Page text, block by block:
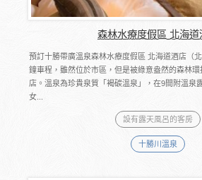
森林水療度假區 北海道
預訂十勝帶廣溫泉森林水療度假區 北海道酒店（
鐘車程，雖然位於市區，但是被綠意盎然的森林
店。溫泉為珍貴泉質「褐碳溫泉」，在9間附溫泉
女...
設有露天風呂的客房
十勝川溫泉